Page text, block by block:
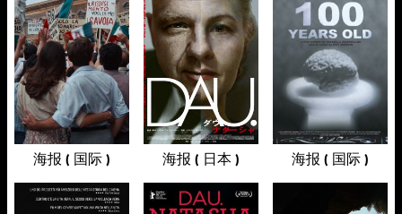
海报 ( 国际 ) 海报 ( 日本 ) 海报 ( 国际 )